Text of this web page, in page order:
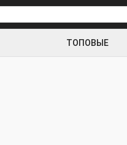
ТОПОВЫЕ